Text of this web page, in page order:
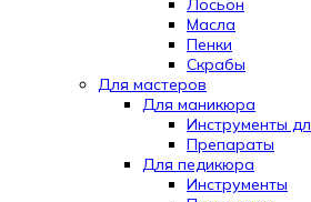
Лосьон
Масла
Пенки
Скрабы
Для мастеров
Для маникюра
Инструменты
Препараты
Для педикюра
Инструменты